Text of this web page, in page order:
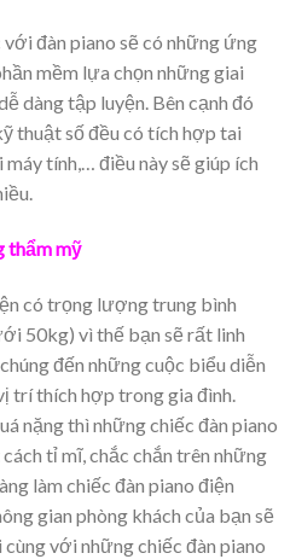
đàn piano sẽ có những ứng
mềm lựa chọn những giai
dàng tập luyện. Bên cạnh đó
thuật số đều có tích hợp tai
tính,… điều này sẽ giúp ích
thẩm mỹ
có trọng lượng trung bình
50kg) vì thế bạn sẽ rất linh
đến những cuộc biểu diễn
trí thích hợp trong gia đình.
nặng thì những chiếc đàn piano
tỉ mĩ, chắc chắn trên những
làm chiếc đàn piano điện
gian phòng khách của bạn sẽ
với những chiếc đàn piano